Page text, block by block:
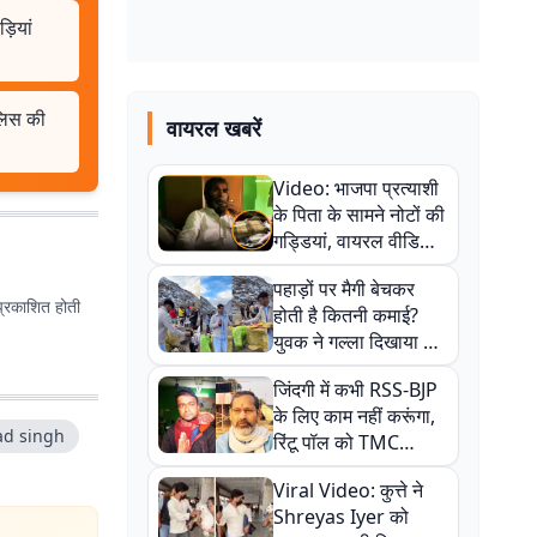
की
होती
singh
वायरल खबरें
Video: भाजपा प्रत्याशी
के पिता के सामने नोटों की
गड्डियां, वायरल वीडियो
से राजनीति में उबाल,
अजित महतो बोले- TMC
की गंदी चाल
पहाड़ों पर मैगी बेचकर
होती है कितनी कमाई?
युवक ने गल्ला दिखाया तो
नौकरी वालों के खड़े हो गए
कान
जिंदगी में कभी RSS-BJP
के लिए काम नहीं करूंगा,
रिंटू पॉल को TMC
ऑफिस में ले जाकर पीटा,
Video वायरल
Viral Video: कुत्ते ने
Shreyas Iyer को